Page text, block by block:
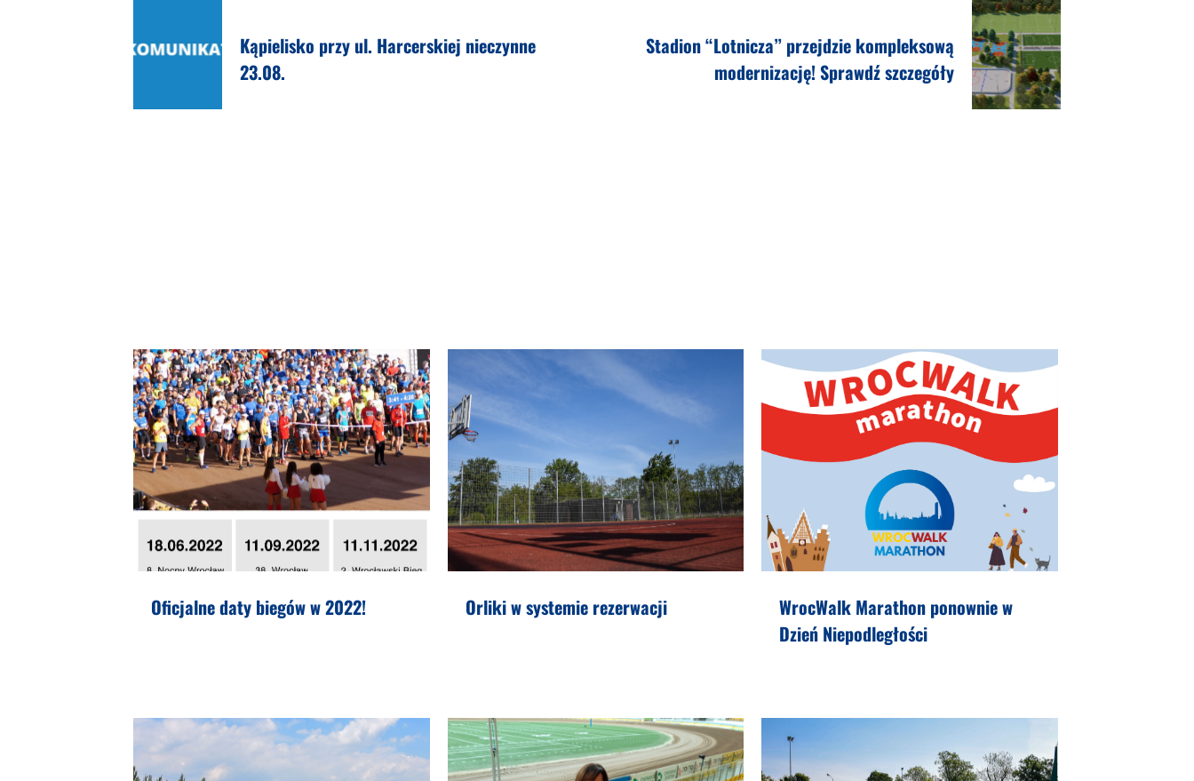
Kąpielisko przy ul. Harcerskiej nieczynne
23.08.
Stadion “Lotnicza” przejdzie kompleksową
modernizację! Sprawdź szczegóły
Oficjalne daty biegów w 2022! Orliki w systemie rezerwacji
WrocWalk Marathon ponownie w
Dzień Niepodległości